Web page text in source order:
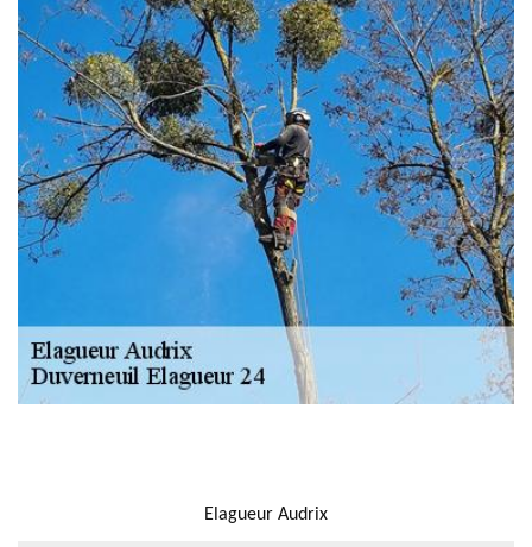
Elagueur Audrix